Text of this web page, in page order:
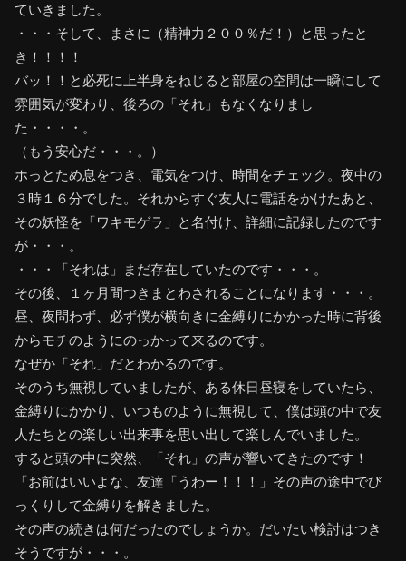
ていきました。
・・・そして、まさに（精神力２００％だ！）と思ったと
き！！！！
バッ！！と必死に上半身をねじると部屋の空間は一瞬にして
雰囲気が変わり、後ろの「それ」もなくなりまし
た・・・・。
（もう安心だ・・・。）
ホっとため息をつき、電気をつけ、時間をチェック。夜中の
３時１６分でした。それからすぐ友人に電話をかけたあと、
その妖怪を「ワキモゲラ」と名付け、詳細に記録したのです
が・・・。
・・・「それは」まだ存在していたのです・・・。
その後、１ヶ月間つきまとわされることになります・・・。
昼、夜問わず、必ず僕が横向きに金縛りにかかった時に背後
からモチのようにのっかって来るのです。
なぜか「それ」だとわかるのです。
そのうち無視していましたが、ある休日昼寝をしていたら、
金縛りにかかり、いつものように無視して、僕は頭の中で友
人たちとの楽しい出来事を思い出して楽しんでいました。
すると頭の中に突然、「それ」の声が響いてきたのです！
「お前はいいよな、友達「うわー！！！」その声の途中でび
っくりして金縛りを解きました。
その声の続きは何だったのでしょうか。だいたい検討はつき
そうですが・・・。